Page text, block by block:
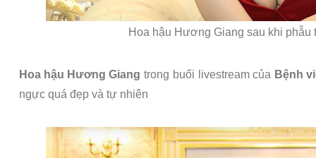
Hoa hậu Hương Giang sau khi phẫu
Hoa hậu Hương Giang trong buổi livestream của Bệnh
ngực quá đẹp và tự nhiên